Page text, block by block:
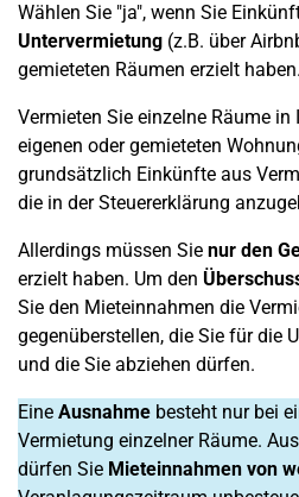
Wählen Sie "ja", wenn Sie
Untervermietung (z.B. über
gemieteten Räumen erzielt haben.
Vermieten Sie einzelne Räume in
eigenen oder gemieteten
grundsätzlich Einkünfte aus
die in der Steuererklärung
Allerdings müssen Sie nur den
erzielt haben. Um den
Sie den Mieteinnahmen die
gegenüberstellen, die Sie für die
und die Sie abziehen dürfen.
Eine Ausnahme besteht nur bei
Vermietung einzelner Räume.
dürfen Sie Mieteinnahmen von